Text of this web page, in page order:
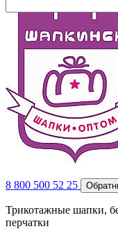
8 800 500 52 25
Трикотажные шапки,
перчатки